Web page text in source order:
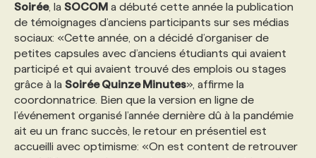
Soirée, la SOCOM a débuté cette année la publication
de témoignages d’anciens participants sur ses médias
sociaux: «Cette année, on a décidé d’organiser de
petites capsules avec d’anciens étudiants qui avaient
participé et qui avaient trouvé des emplois ou stages
grâce à la Soirée Quinze Minutes», affirme la
coordonnatrice. Bien que la version en ligne de
l’événement organisé l’année dernière dû à la pandémie
ait eu un franc succès, le retour en présentiel est
accueilli avec optimisme: «On est content de retrouver